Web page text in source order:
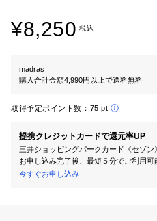
¥8,250 税込
madras
購入合計金額4,990円以上で送料無料
取得予定ポイント数： 75 pt
提携クレジットカードで還元率UP
三井ショッピングパークカード《セゾン
お申し込み完了後、最短５分でご利用可
今すぐお申し込み